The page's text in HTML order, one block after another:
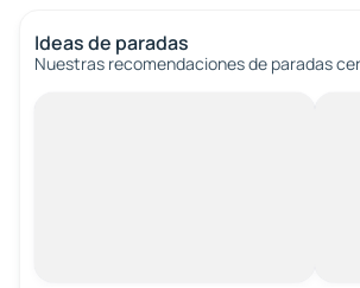
Ideas de paradas
Nuestras recomendaciones de paradas